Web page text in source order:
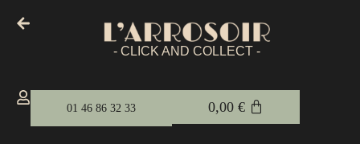
- CLICK AND COLLECT -
01 46 86 32 33 0,00 €